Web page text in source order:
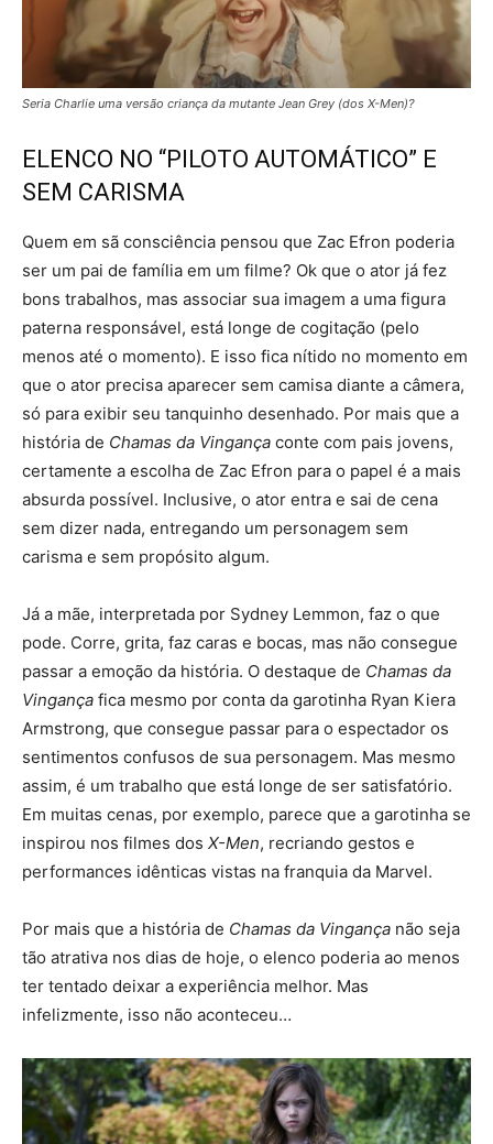
Seria Charlie uma versão criança da mutante Jean Grey (dos X-Men)?
ELENCO NO “PILOTO AUTOMÁTICO” E
SEM CARISMA
Quem em sã consciência pensou que Zac Efron poderia
ser um pai de família em um filme? Ok que o ator já fez
bons trabalhos, mas associar sua imagem a uma figura
paterna responsável, está longe de cogitação (pelo
menos até o momento). E isso fica nítido no momento em
que o ator precisa aparecer sem camisa diante a câmera,
só para exibir seu tanquinho desenhado. Por mais que a
história de Chamas da Vingança conte com pais jovens,
certamente a escolha de Zac Efron para o papel é a mais
absurda possível. Inclusive, o ator entra e sai de cena
sem dizer nada, entregando um personagem sem
carisma e sem propósito algum.
Já a mãe, interpretada por Sydney Lemmon, faz o que
pode. Corre, grita, faz caras e bocas, mas não consegue
passar a emoção da história. O destaque de Chamas da
Vingança fica mesmo por conta da garotinha Ryan Kiera
Armstrong, que consegue passar para o espectador os
sentimentos confusos de sua personagem. Mas mesmo
assim, é um trabalho que está longe de ser satisfatório.
Em muitas cenas, por exemplo, parece que a garotinha se
inspirou nos filmes dos X-Men, recriando gestos e
performances idênticas vistas na franquia da Marvel.
Por mais que a história de Chamas da Vingança não seja
tão atrativa nos dias de hoje, o elenco poderia ao menos
ter tentado deixar a experiência melhor. Mas
infelizmente, isso não aconteceu…